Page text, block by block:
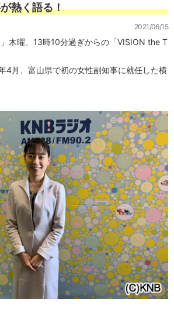
熱く語る！
2021/06/15
木曜、13時10分過ぎからの「VISION the T
4月、富山県で初の女性副知事に就任した横